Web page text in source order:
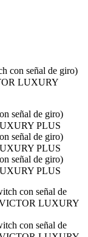
con señal de giro)
LUXURY